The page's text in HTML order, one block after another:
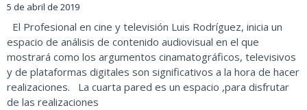
5 de abril de 2019
El Profesional en cine y televisión Luis Rodríguez, inicia un
espacio de análisis de contenido audiovisual en el que
mostrará como los argumentos cinamatográficos, televisivos
y de plataformas digitales son significativos a la hora de hacer
realizaciones. La cuarta pared es un espacio ,para disfrutar
de las realizaciones